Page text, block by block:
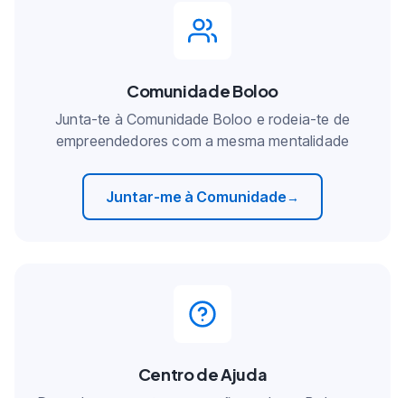
Comunidade Boloo
Junta-te à Comunidade Boloo e rodeia-te de
empreendedores com a mesma mentalidade
Juntar-me à Comunidade→
Centro de Ajuda